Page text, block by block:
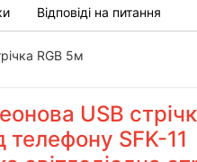
Відповіді на питання
RGB 5м
USB
телефону SFK-11